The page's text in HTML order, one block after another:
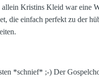
Kristins Kleid war eine
die einfach perfekt zu der
*schnief* ;-) Der